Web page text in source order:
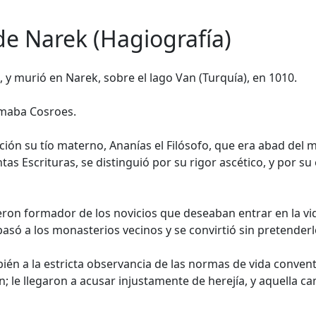
Narek (Hagiografía)
murió en Narek, sobre el lago Van (Turquía), en 1010.
Cosroes.
su tío materno, Ananías el Filósofo, que era abad del
Escrituras, se distinguió por su rigor ascético, y por
formador de los novicios que deseaban entrar en la
a los monasterios vecinos y se convirtió sin
a la estricta observancia de las normas de vida
le llegaron a acusar injustamente de herejía, y aquella